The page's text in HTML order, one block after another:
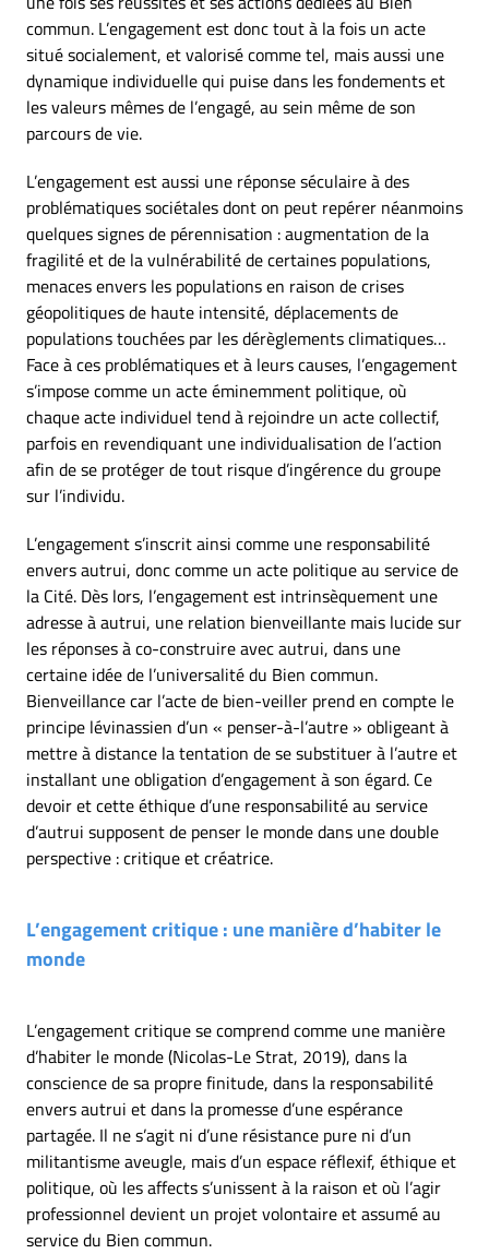
commun. L’engagement est donc tout à la fois un acte
situé socialement, et valorisé comme tel, mais aussi une
dynamique individuelle qui puise dans les fondements et
les valeurs mêmes de l’engagé, au sein même de son
parcours de vie.
L’engagement est aussi une réponse séculaire à des
problématiques sociétales dont on peut repérer néanmoins
quelques signes de pérennisation : augmentation de la
fragilité et de la vulnérabilité de certaines populations,
menaces envers les populations en raison de crises
géopolitiques de haute intensité, déplacements de
populations touchées par les dérèglements climatiques…
Face à ces problématiques et à leurs causes, l’engagement
s’impose comme un acte éminemment politique, où
chaque acte individuel tend à rejoindre un acte collectif,
parfois en revendiquant une individualisation de l’action
afin de se protéger de tout risque d’ingérence du groupe
sur l’individu.
L’engagement s’inscrit ainsi comme une responsabilité
envers autrui, donc comme un acte politique au service de
la Cité. Dès lors, l’engagement est intrinsèquement une
adresse à autrui, une relation bienveillante mais lucide sur
les réponses à co-construire avec autrui, dans une
certaine idée de l’universalité du Bien commun.
Bienveillance car l’acte de bien-veiller prend en compte le
principe lévinassien d’un « penser-à-l’autre » obligeant à
mettre à distance la tentation de se substituer à l’autre et
installant une obligation d’engagement à son égard. Ce
devoir et cette éthique d’une responsabilité au service
d’autrui supposent de penser le monde dans une double
perspective : critique et créatrice.
L’engagement critique : une manière d’habiter le
monde
L’engagement critique se comprend comme une manière
d’habiter le monde (Nicolas-Le Strat, 2019), dans la
conscience de sa propre finitude, dans la responsabilité
envers autrui et dans la promesse d’une espérance
partagée. Il ne s’agit ni d’une résistance pure ni d’un
militantisme aveugle, mais d’un espace réflexif, éthique et
politique, où les affects s’unissent à la raison et où l’agir
professionnel devient un projet volontaire et assumé au
service du Bien commun.